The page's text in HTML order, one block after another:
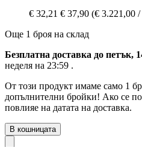
€ 32,21 € 37,90 (€ 3.221,00 /
Още 1 броя на склад
Безплатна доставка до петък,
неделя на 23:59 .
От този продукт имаме само 1
допълнителни бройки! Ако се
повлияе на датата на доставка.
В кошницата